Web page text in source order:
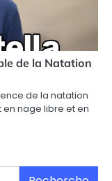
de la Natation
de la natation
nage libre et en